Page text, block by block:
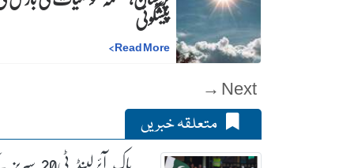
پیشگوئی
Read More
>
Next →
متعلقہ خبریں